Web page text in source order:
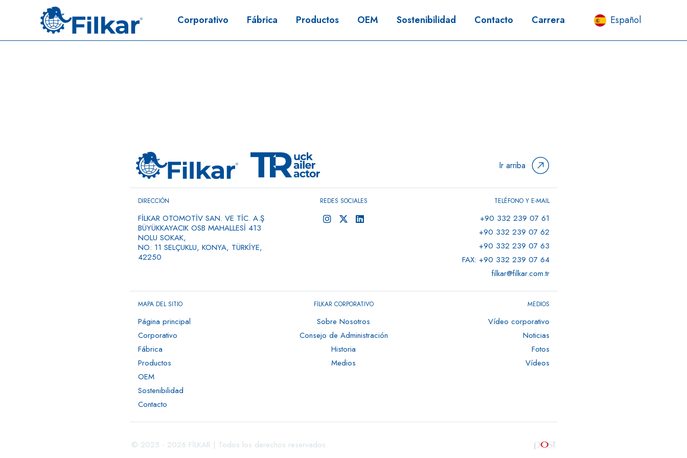
Corporativo Fábrica Productos OEM Sostenibilidad Contacto Carrera Español
Ir arriba
REDES SOCIALES
DIRECCIÓN
FİLKAR OTOMOTİV SAN. VE TİC. A.Ş
BÜYÜKKAYACIK OSB MAHALLESİ 413
NOLU SOKAK,
NO: 11 SELÇUKLU, KONYA, TÜRKİYE,
42250
TELÉFONO Y E-MAIL
+90 332 239 07 61
+90 332 239 07 62
+90 332 239 07 63
FAX: +90 332 239 07 64
filkar@filkar.com.tr
MAPA DEL SITIO
Página principal
Corporativo
Fábrica
Productos
OEM
Sostenibilidad
Contacto
FİLKAR CORPORATIVO
Sobre Nosotros
Consejo de Administración
Historia
Medios
MEDIOS
Vídeo corporativo
Noticias
Fotos
Vídeos
© 2025 - 2026 FİLKAR | Todos los derechos reservados.